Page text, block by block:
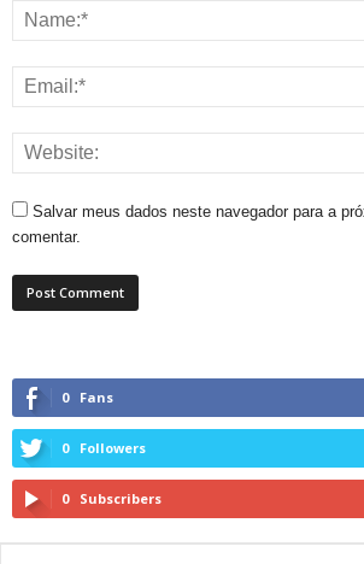
Salvar meus dados neste navegador para a
comentar.
0 Fans
0 Followers
0 Subscribers